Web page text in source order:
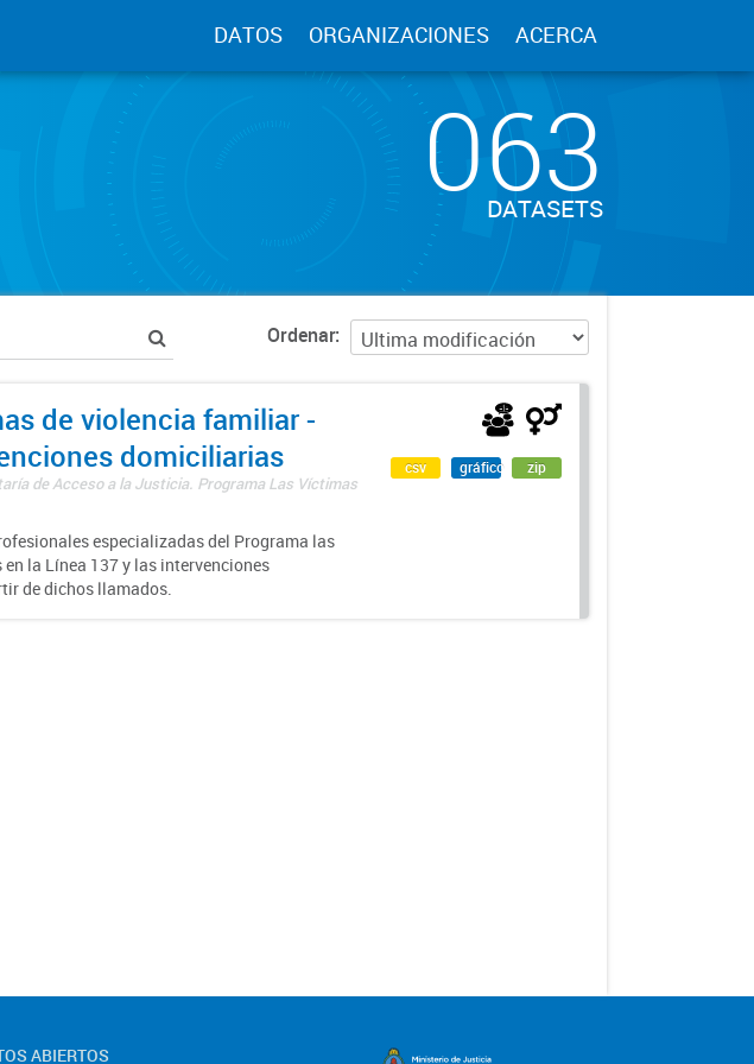
DATOS ORGANIZACIONES ACERCA
063
DATASETS
Ordenar
de violencia familiar -
domiciliarias
de Acceso a la Justicia. Programa Las Víctimas
especializadas del Programa las
la Línea 137 y las intervenciones
de dichos llamados.
csv gráfico zip
ABIERTOS